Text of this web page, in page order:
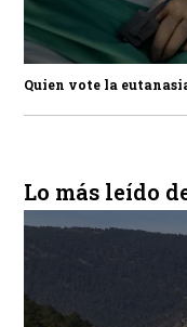
Quien vote la
Lo más leído